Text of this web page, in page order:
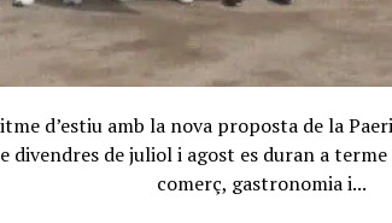
d’estiu amb la nova proposta de la
divendres de juliol i agost es duran a
comerç, gastronomia i...